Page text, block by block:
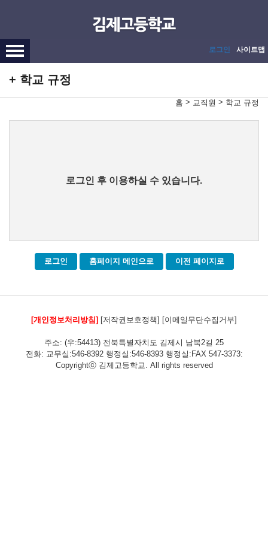
로그인 사이트맵
학교 규정
홈 > 교직원 > 학교 규정
로그인 후 이용하실 수 있습니다.
로그인 홈페이지 메인으로 이전 페이지로
[개인정보처리방침] [저작권보호정책] [이메일무단수집거부]
주소: (우:54413) 전북특별자치도 김제시 남북2길 25
전화: 교무실:546-8392 행정실:546-8393 행정실:FAX 547-3373:
Copyrightⓒ 김제고등학교. All rights reserved